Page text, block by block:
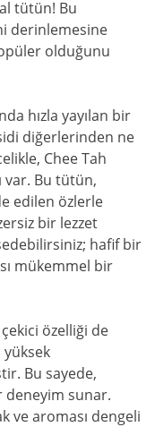
tütün! Bu
derinlemesine
olduğunu
hızla yayılan bir
diğerlerinden ne
Chee Tah
var. Bu tütün,
edilen özlerle
bir lezzet
hafif bir
mükemmel bir
özelliği de
Bu sayede,
deneyim sunar.
ve aroması dengeli